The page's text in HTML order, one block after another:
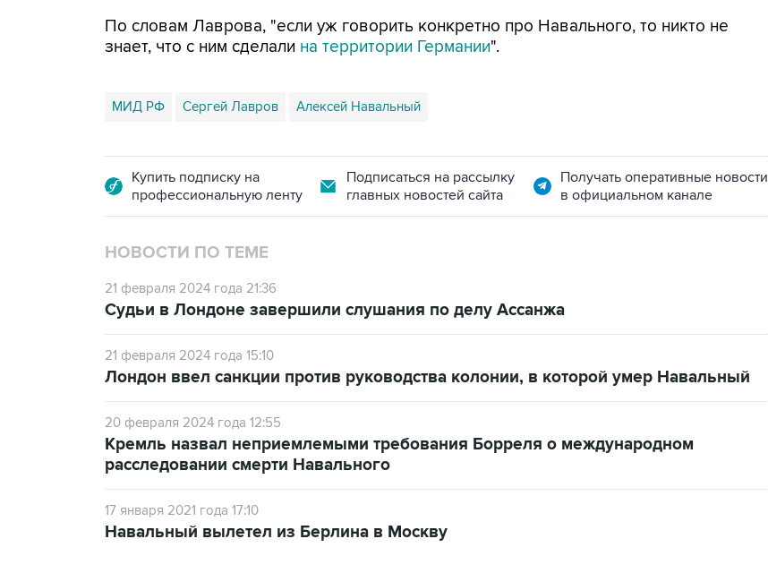
По словам Лаврова, "если уж говорить конкретно про Навального, то никто не
знает, что с ним сделали на территории Германии".
МИД РФ Сергей Лавров Алексей Навальный
Купить подписку на
профессиональную ленту
Подписаться на рассылку
главных новостей сайта
Получать оперативные новости
в официальном канале
НОВОСТИ ПО ТЕМЕ
21 февраля 2024 года 21:36
Судьи в Лондоне завершили слушания по делу Ассанжа
21 февраля 2024 года 15:10
Лондон ввел санкции против руководства колонии, в которой умер Навальный
20 февраля 2024 года 12:55
Кремль назвал неприемлемыми требования Борреля о международном
расследовании смерти Навального
17 января 2021 года 17:10
Навальный вылетел из Берлина в Москву